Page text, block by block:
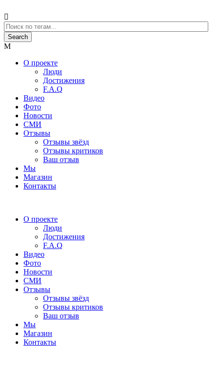
О проекте
Люди
Достижения
F.A.Q
Видео
Фото
Новости
СМИ
Отзывы
Отзывы звёзд
Отзывы критиков
Ваш отзыв
Мы
Магазин
Контакты
О проекте
Люди
Достижения
F.A.Q
Видео
Фото
Новости
СМИ
Отзывы
Отзывы звёзд
Отзывы критиков
Ваш отзыв
Мы
Магазин
Контакты